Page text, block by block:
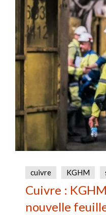
cuivre KGHM
Cuivre :
nouvelle